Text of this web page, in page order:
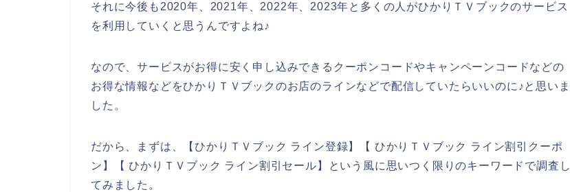
それに今後も2020年、2021年、2022年、2023年と多くの人がひかりＴＶブックのサービス
を利用していくと思うんですよね♪
なので、サービスがお得に安く申し込みできるクーポンコードやキャンペーンコードなどの
お得な情報などをひかりＴＶブックのお店のラインなどで配信していたらいいのに♪と思いま
した。
だから、まずは、【ひかりＴＶブック ライン登録】【 ひかりＴＶブック ライン割引クーポ
ン】【 ひかりＴＶブック ライン割引セール】という風に思いつく限りのキーワードで調査し
てみました。